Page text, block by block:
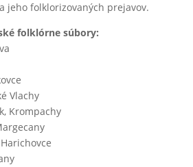
jeho folklorizovaných prejavov.
folklórne súbory:
Vlachy
Krompachy